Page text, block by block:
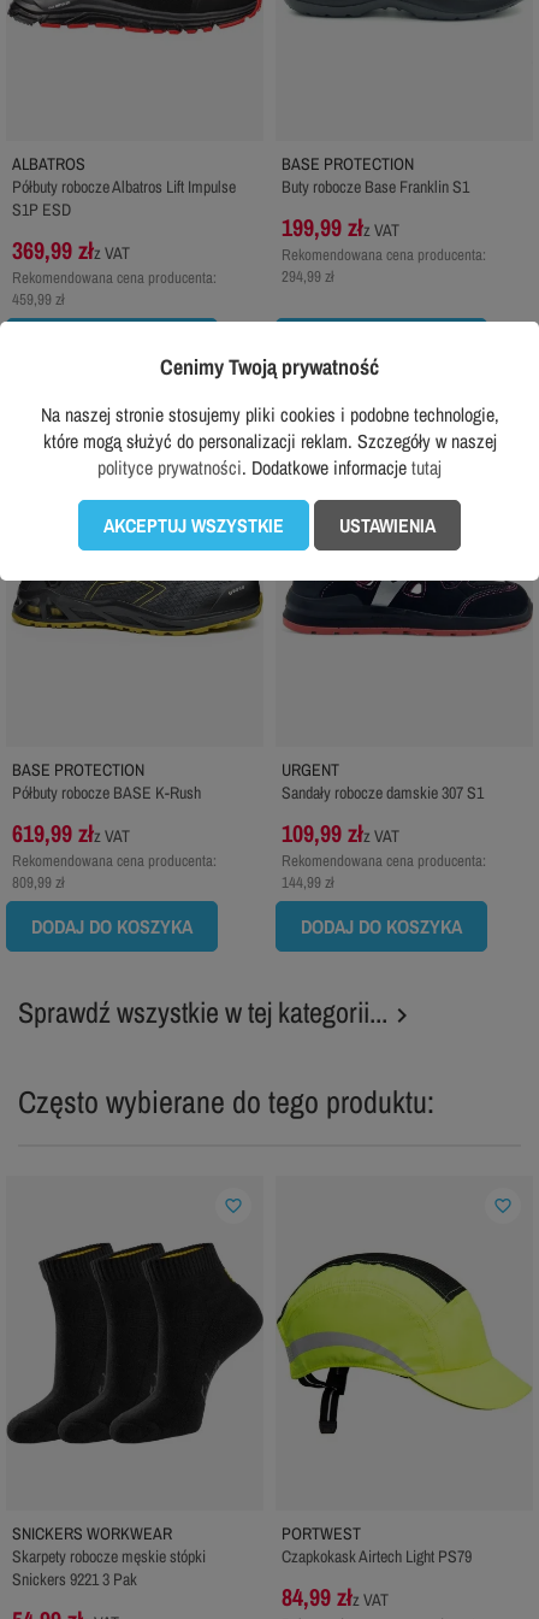
ALBATROS
Półbuty robocze Albatros Lift Impulse
S1P ESD
369,99 złz VAT
Rekomendowana cena producenta:
459,99 zł
BASE PROTECTION
Buty robocze Base Franklin S1
199,99 złz VAT
Rekomendowana cena producenta:
294,99 zł
BASE PROTECTION
Półbuty robocze BASE K-Rush
619,99 złz VAT
Rekomendowana cena producenta:
809,99 zł
DODAJ DO KOSZYKA
favorite_border
URGENT
Sandały robocze damskie 307 S1
109,99 złz VAT
Rekomendowana cena producenta:
144,99 zł
DODAJ DO KOSZYKA
favorite_border
Sprawdź wszystkie w tej kategorii... 
Często wybierane do tego produktu:
SNICKERS WORKWEAR
Skarpety robocze męskie stópki
Snickers 9221 3 Pak
favorite_border
PORTWEST
Czapkokask Airtech Light PS79
84,99 złz VAT
favorite_border
Cenimy Twoją prywatność
Na naszej stronie stosujemy pliki cookies i podobne technologie,
które mogą służyć do personalizacji reklam. Szczegóły w naszej
polityce prywatności. Dodatkowe informacjetutaj
AKCEPTUJ WSZYSTKIE USTAWIENIA